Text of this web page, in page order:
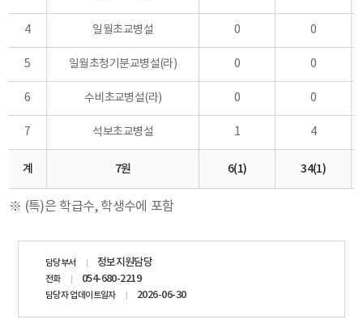
4 일월초교병설 0 0
5 일월초청기분교병설(라) 0 0
6 수비초교병설(라) 0 0
7 석보초교병설 1 4
계 7원 6(1) 34(1)
※ (특)은 학급수, 학생수에 포함
담당부서 정보지원담당
전화 054-680-2219
담당자 업데이트일자 2026-06-30